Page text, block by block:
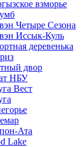
взморье
Четыре Сезона
Иссык-Куль
деревенька
двор
НБУ
Вест
Ата
Lake